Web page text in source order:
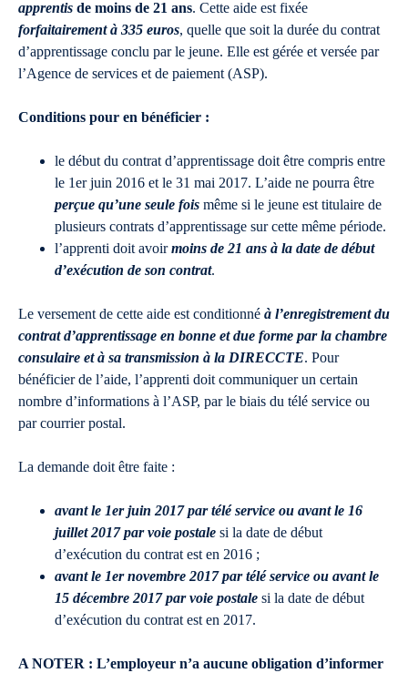
apprentis de moins de 21 ans. Cette aide est fixée
forfaitairement à 335 euros, quelle que soit la durée du contrat
d’apprentissage conclu par le jeune. Elle est gérée et versée par
l’Agence de services et de paiement (ASP).
Conditions pour en bénéficier :
le début du contrat d’apprentissage doit être compris entre
le 1er juin 2016 et le 31 mai 2017. L’aide ne pourra être
perçue qu’une seule fois même si le jeune est titulaire de
plusieurs contrats d’apprentissage sur cette même période.
l’apprenti doit avoirmoins de 21 ans à la date de début
d’exécution de son contrat.
Le versement de cette aide est conditionné à l’enregistrement du
contrat d’apprentissage en bonne et due forme par la chambre
consulaire et à sa transmission à la DIRECCTE. Pour
bénéficier de l’aide, l’apprenti doit communiquer un certain
nombre d’informations à l’ASP, par le biais du télé service ou
par courrier postal.
La demande doit être faite :
avant le 1er juin 2017 par télé service ou avant le 16
juillet 2017 par voie postale si la date de début
d’exécution du contrat est en 2016 ;
avant le 1er novembre 2017 par télé service ou avant le
15 décembre 2017 par voie postale si la date de début
d’exécution du contrat est en 2017.
A NOTER : L’employeur n’a aucune obligation d’informer